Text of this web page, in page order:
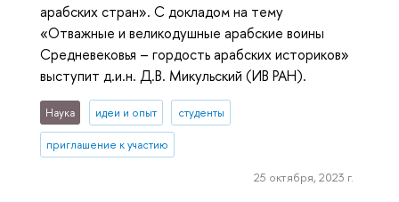
арабских стран». С докладом на тему
«Отважные и великодушные арабские воины
Средневековья – гордость арабских историков»
выступит д.и.н. Д.В. Микульский (ИВ РАН).
Наука идеи и опыт студенты
приглашение к участию
25 октября, 2023 г.